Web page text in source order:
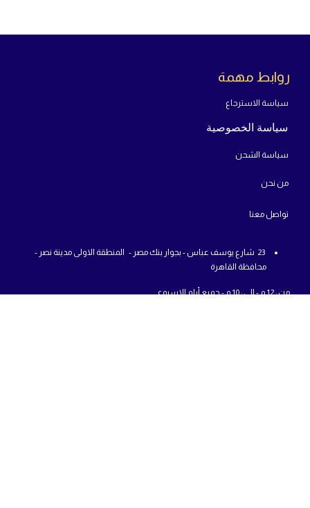
روابط مهمة
سياسة الاسترجاع
سياسة الخصوصية
سياسة الشحن
من نحن
تواص ل معنا
23 شارع يوسف عباس - بجوار بنك مصر - المنطقة الاولى مدينة نصر -
محافظة القاهرة
من : 12 م - الي : 10 م - جميع أيام الاسبوع